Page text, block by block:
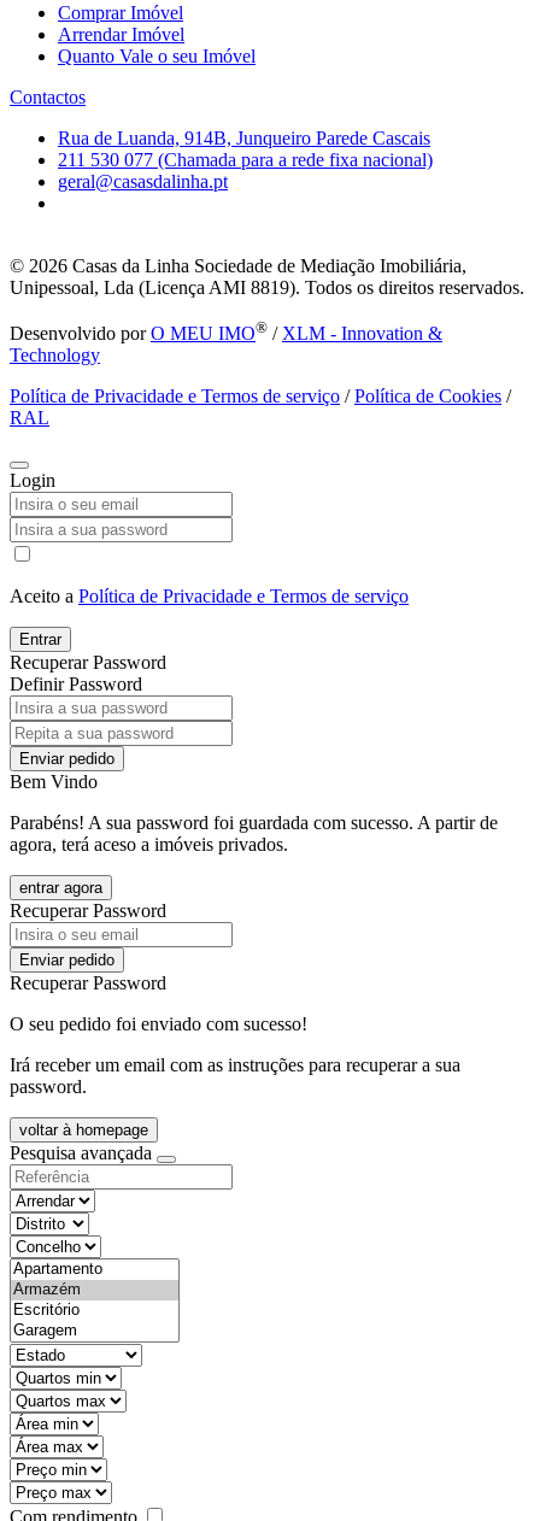
Comprar Imóvel
Arrendar Imóvel
Quanto Vale o seu Imóvel
Contactos
Rua de Luanda, 914B, Junqueiro Parede Cascais
211 530 077 (Chamada para a rede fixa nacional)
geral@casasdalinha.pt
© 2026 Casas da Linha Sociedade de Mediação Imobiliária,
Unipessoal, Lda (Licença AMI 8819). Todos os direitos reservados.
Desenvolvido porO MEU IMO® / XLM - Innovation &
Technology
Política de Privacidade e Termos de serviço /Política de Cookies /
RAL
Login
Aceito a Política de Privacidade e Termos de serviço
Entrar
Recuperar Password
Definir Password
Enviar pedido
Bem Vindo
Parabéns! A sua password foi guardada com sucesso. A partir de
agora, terá aceso a imóveis privados.
entrar agora
Recuperar Password
Enviar pedido
Recuperar Password
O seu pedido foi enviado com sucesso!
Irá receber um email com as instruções para recuperar a sua
password.
voltar à homepage
Pesquisa avançada
objective
districtId
countyId
types
state
mintypo
maxtypo
minarea
maxarea
minprice
maxprice
Com rendimento